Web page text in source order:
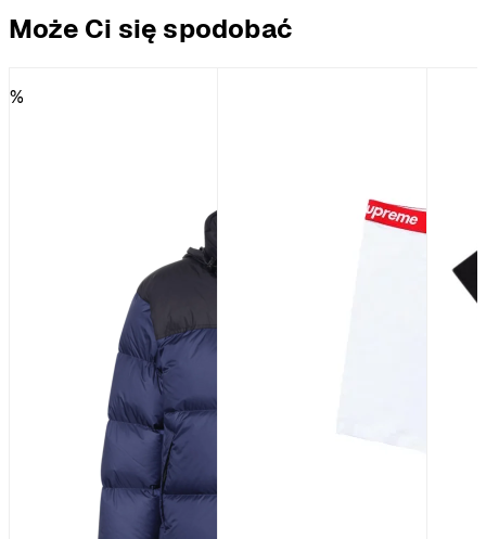
Może Ci się spodobać